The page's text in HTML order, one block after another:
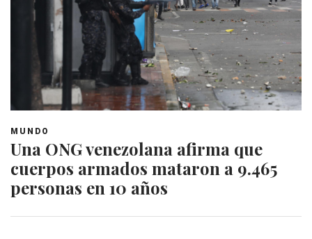
MUNDO
Una ONG venezolana afirma que
cuerpos armados mataron a 9.465
personas en 10 años